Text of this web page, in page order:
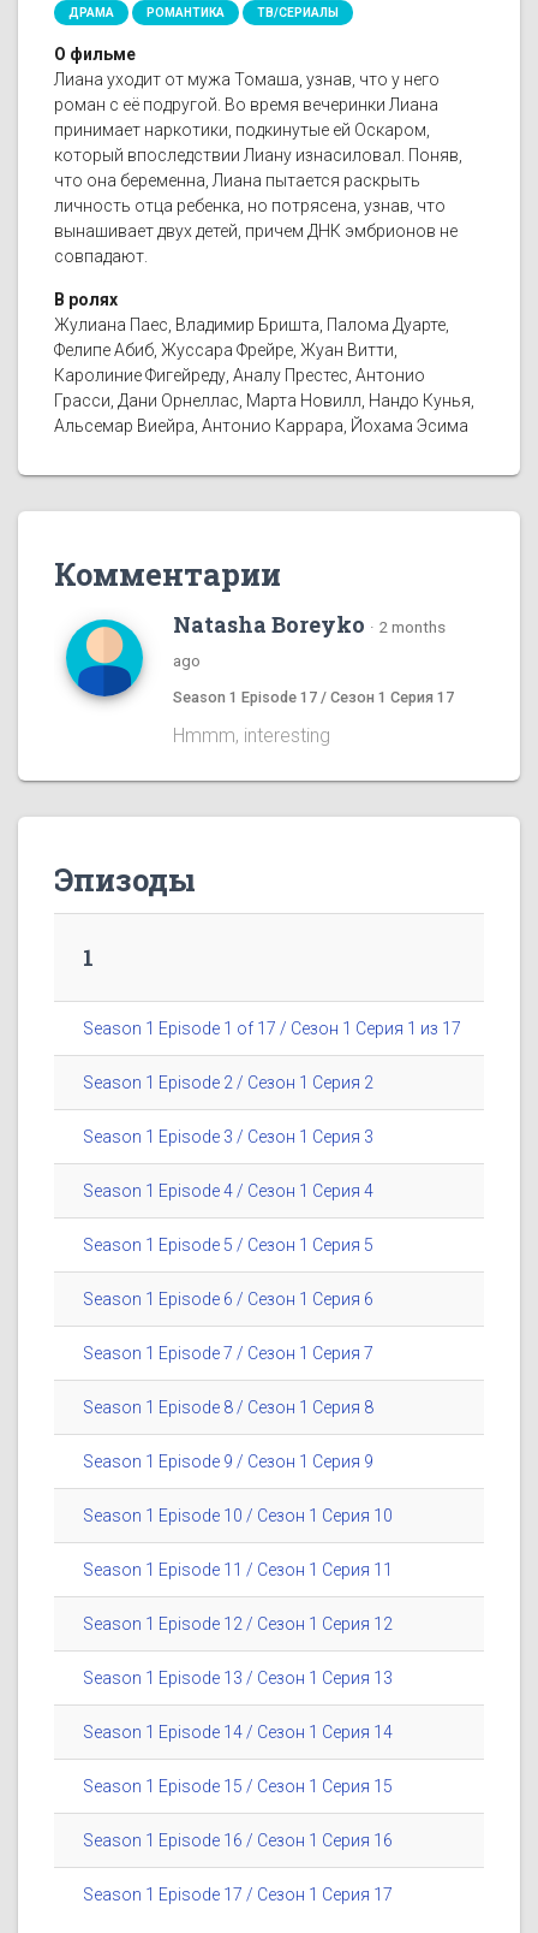
ДРАМА РОМАНТИКА ТВ/СЕРИАЛЫ
О фильме
Лиана уходит от мужа Томаша, узнав, что у него
роман с её подругой. Во время вечеринки Лиана
принимает наркотики, подкинутые ей Оскаром,
который впоследствии Лиану изнасиловал. Поняв,
что она беременна, Лиана пытается раскрыть
личность отца ребенка, но потрясена, узнав, что
вынашивает двух детей, причем ДНК эмбрионов не
совпадают.
В ролях
Жулиана Паес, Владимир Бришта, Палома Дуарте,
Фелипе Абиб, Жуссара Фрейре, Жуан Витти,
Каролиние Фигейреду, Аналу Престес, Антонио
Грасси, Дани Орнеллас, Марта Новилл, Нандо Кунья,
Альсемар Виейра, Антонио Каррара, Йохама Эсима
Комментарии
Natasha Boreyko · 2 months
ago
Season 1 Episode 17 / Сезон 1 Серия 17
Hmmm, interesting
Эпизоды
1
Season 1 Episode 1 of 17 / Сезон 1 Серия 1 из 17
Season 1 Episode 2 / Сезон 1 Серия 2
Season 1 Episode 3 / Сезон 1 Серия 3
Season 1 Episode 4 / Сезон 1 Серия 4
Season 1 Episode 5 / Сезон 1 Серия 5
Season 1 Episode 6 / Сезон 1 Серия 6
Season 1 Episode 7 / Сезон 1 Серия 7
Season 1 Episode 8 / Сезон 1 Серия 8
Season 1 Episode 9 / Сезон 1 Серия 9
Season 1 Episode 10 / Сезон 1 Серия 10
Season 1 Episode 11 / Сезон 1 Серия 11
Season 1 Episode 12 / Сезон 1 Серия 12
Season 1 Episode 13 / Сезон 1 Серия 13
Season 1 Episode 14 / Сезон 1 Серия 14
Season 1 Episode 15 / Сезон 1 Серия 15
Season 1 Episode 16 / Сезон 1 Серия 16
Season 1 Episode 17 / Сезон 1 Серия 17